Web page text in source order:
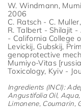
W. Windmann,
2006
C. Ratsch - C.
R. Talbert - Shilajit
- California College
Levickij, Gubskij,
genoprotective
Mumiyo-Vitas
Toxicology, Kyiv -
Ingredients (INCI):
Angustifolia Oil,
Limonene, Coumarin,